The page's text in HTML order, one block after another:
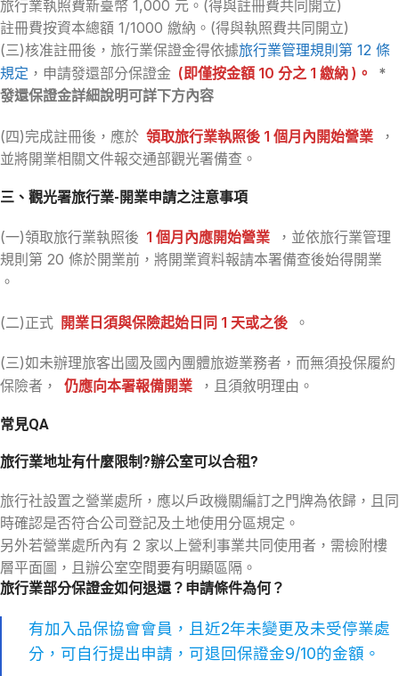
旅行業執照費新臺幣 1,000 元。(得與註冊費共同開立)
註冊費按資本總額 1/1000 繳納。(得與執照費共同開立)
(三)核准註冊後，旅行業保證金得依據旅行業管理規則第 12 條
規定 ，申請發還部分保證金 (即僅按金額 10 分之 1 繳納 )。
*
發還保證金詳細說明可詳下方內容
(四)完成註冊後，應於 領取旅行業執照後 1 個月內開始營業
，
並將開業相關文件報交通部觀光署備查。
三、觀光署旅行業-開業申請之注意事項
(一)領取旅行業執照後 1 個月內應開始營業
，並依旅行業管理
規則第 20 條於開業前，將開業資料報請本署備查後始得開業
。
(二)正式 開業日須與保險起始日同 1 天或之後 。
(三)如未辦理旅客出國及國內團體旅遊業務者，而無須投保履約
保險者，
仍應向本署報備開業 ，且須敘明理由。
常見QA
旅行業地址有什麼限制?辦公室可以合租?
旅行社設置之營業處所，應以戶政機關編訂之門牌為依歸，且同
時確認是否符合公司登記及土地使用分區規定。
另外若營業處所內有 2 家以上營利事業共同使用者，需檢附樓
層平面圖，且辦公室空間要有明顯區隔。
旅行業部分保證金如何退還？申請條件為何？
有加入品保協會會員，且近2年未變更及未受停業處
分，可自行提出申請，可退回保證金9/10的金額。